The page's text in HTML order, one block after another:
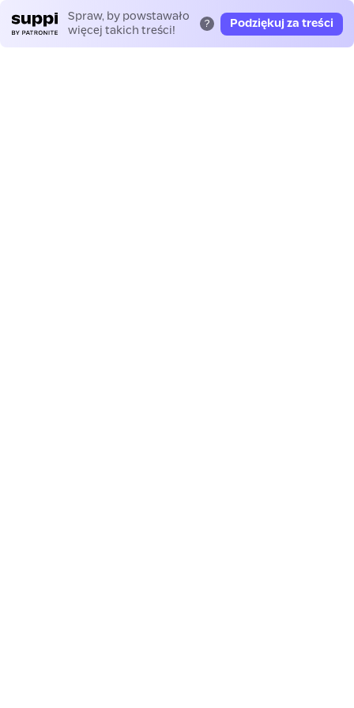
Spraw, by powstawało
więcej takich treści!
? Podziękuj za treści